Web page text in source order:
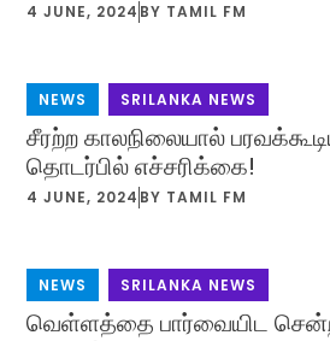
4 JUNE, 2024 BY TAMIL FM
NEWS SRILANKA NEWS
சீரற்ற காலநிலையால்
தொடர்பில் எச்சரிக்கை!
4 JUNE, 2024 BY TAMIL FM
NEWS SRILANKA NEWS
வெள்ளத்தை பார்வையிட